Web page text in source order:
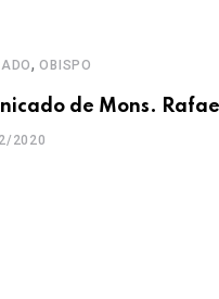
,OBISPO
de Mons.
2020